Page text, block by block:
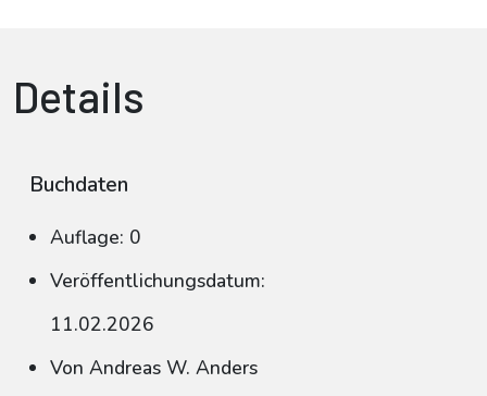
Details
Buchdaten
Auflage: 0
Veröffentlichungsdatum:
11.02.2026
Von Andreas W. Anders